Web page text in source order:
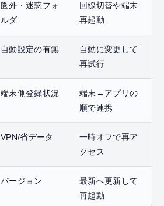
圏外・迷惑フォ
ルダ
回線切替や端末
再起動
自動設定の有無
自動に変更して
再試行
端末側登録状況
端末→アプリの
順で連携
VPN/省データ
一時オフで再ア
クセス
バージョン
最新へ更新して
再起動